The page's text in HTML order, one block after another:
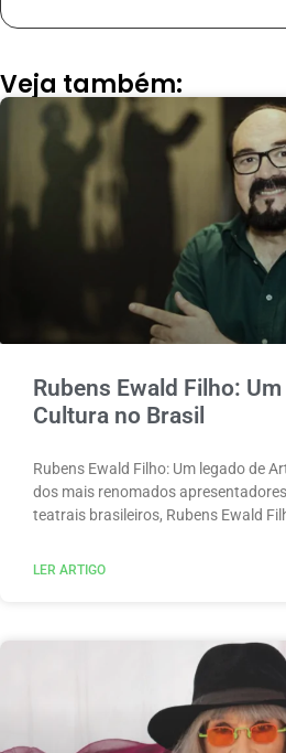
Veja também:
Rubens Ewald Filho:
Cultura no Brasil
Rubens Ewald Filho: Um legado de
dos mais renomados
teatrais brasileiros, Rubens Ewald
LER ARTIGO